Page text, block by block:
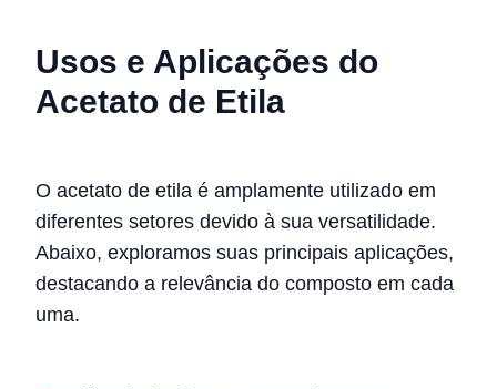
Usos e Aplicações do
Acetato de Etila
O acetato de etila é amplamente utilizado em
diferentes setores devido à sua versatilidade.
Abaixo, exploramos suas principais aplicações,
destacando a relevância do composto em cada
uma.